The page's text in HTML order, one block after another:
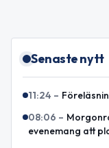
Senaste nytt
11:24 –
08:06 –
evenemang att